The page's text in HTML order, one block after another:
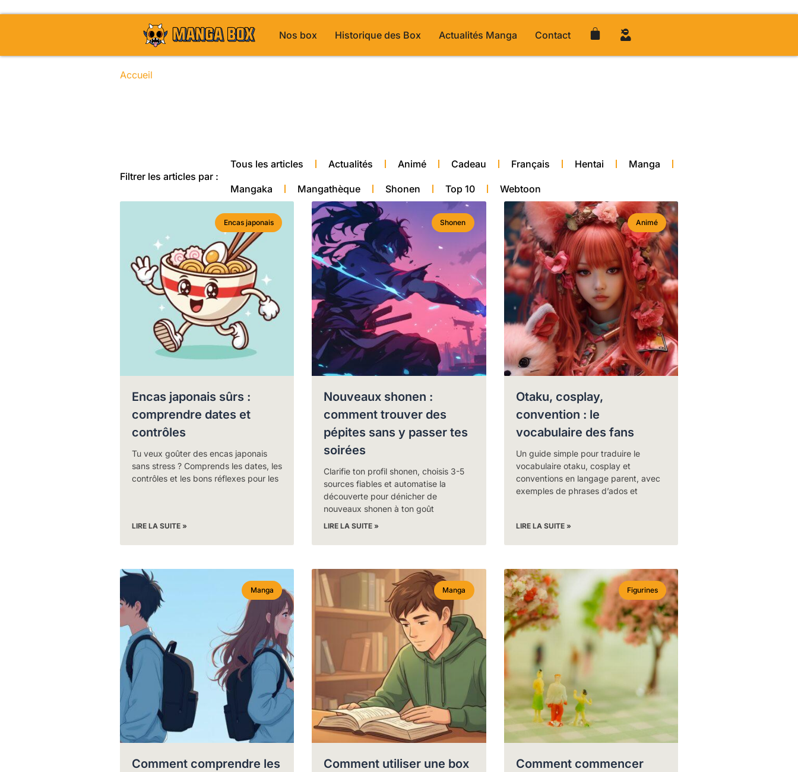
Nos box Historique des Box Actualités Manga Contact
Accueil
Filtrer les articles par :
Tous les articles Actualités Animé Cadeau Français Hentai Manga
Mangaka Mangathèque Shonen Top 10 Webtoon
Encas japonais
Encas japonais sûrs :
comprendre dates et
contrôles
Tu veux goûter des encas japonais
sans stress ? Comprends les dates, les
contrôles et les bons réflexes pour les
LIRE LA SUITE »
Shonen
Nouveaux shonen :
comment trouver des
pépites sans y passer tes
soirées
Clarifie ton profil shonen, choisis 3-5
sources fiables et automatise la
découverte pour dénicher de
nouveaux shonen à ton goût
LIRE LA SUITE »
Animé
Otaku, cosplay,
convention : le
vocabulaire des fans
Un guide simple pour traduire le
vocabulaire otaku, cosplay et
conventions en langage parent, avec
exemples de phrases d’ados et
LIRE LA SUITE »
Manga
Comment comprendre les
Manga
Comment utiliser une box
Figurines
Comment commencer